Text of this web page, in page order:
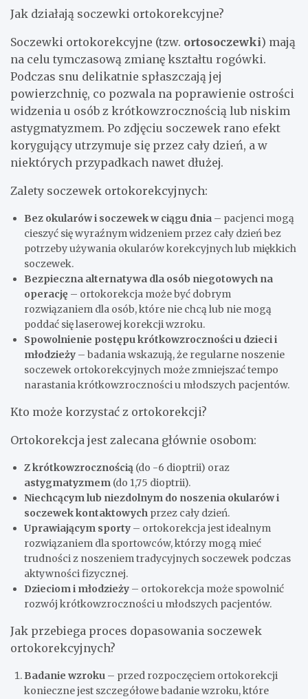
Jak działają soczewki ortokorekcyjne?
Soczewki ortokorekcyjne (tzw. ortosoczewki) mają
na celu tymczasową zmianę kształtu rogówki.
Podczas snu delikatnie spłaszczają jej
powierzchnię, co pozwala na poprawienie ostrości
widzenia u osób z krótkowzrocznością lub niskim
astygmatyzmem. Po zdjęciu soczewek rano efekt
korygujący utrzymuje się przez cały dzień, a w
niektórych przypadkach nawet dłużej.
Zalety soczewek ortokorekcyjnych:
Bez okularów i soczewek w ciągu dnia – pacjenci mogą
cieszyć się wyraźnym widzeniem przez cały dzień bez
potrzeby używania okularów korekcyjnych lub miękkich
soczewek.
Bezpieczna alternatywa dla osób niegotowych na
operację – ortokorekcja może być dobrym
rozwiązaniem dla osób, które nie chcą lub nie mogą
poddać się laserowej korekcji wzroku.
Spowolnienie postępu krótkowzroczności u dzieci i
młodzieży – badania wskazują, że regularne noszenie
soczewek ortokorekcyjnych może zmniejszać tempo
narastania krótkowzroczności u młodszych pacjentów.
Kto może korzystać z ortokorekcji?
Ortokorekcja jest zalecana głównie osobom:
Z krótkowzrocznością (do -6 dioptrii) oraz
astygmatyzmem (do 1,75 dioptrii).
Niechcącym lub niezdolnym do noszenia okularów i
soczewek kontaktowych przez cały dzień.
Uprawiającym sporty – ortokorekcja jest idealnym
rozwiązaniem dla sportowców, którzy mogą mieć
trudności z noszeniem tradycyjnych soczewek podczas
aktywności fizycznej.
Dzieciom i młodzieży – ortokorekcja może spowolnić
rozwój krótkowzroczności u młodszych pacjentów.
Jak przebiega proces dopasowania soczewek
ortokorekcyjnych?
Badanie wzroku – przed rozpoczęciem ortokorekcji
konieczne jest szczegółowe badanie wzroku, które